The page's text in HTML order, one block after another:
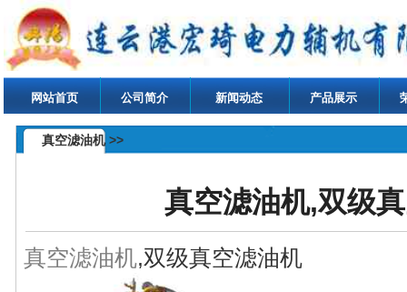
网站首页 公司简介 新闻动态 产品展示
真空滤油机 >>
真空滤油机,双级
真空滤油机,双级真空滤油机